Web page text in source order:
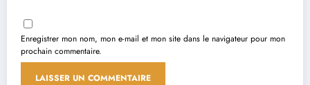
Enregistrer mon nom, mon e-mail et mon site dans le navigateur pour mon
prochain commentaire.